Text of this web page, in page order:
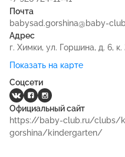
Почта
babysad.gorshina@baby-
Адрес
г. Химки, ул. Горшина, д. 6, к.
Показать на карте
Соцсети
Официальный сайт
https://baby-club.ru/clubs/
gorshina/kindergarten/